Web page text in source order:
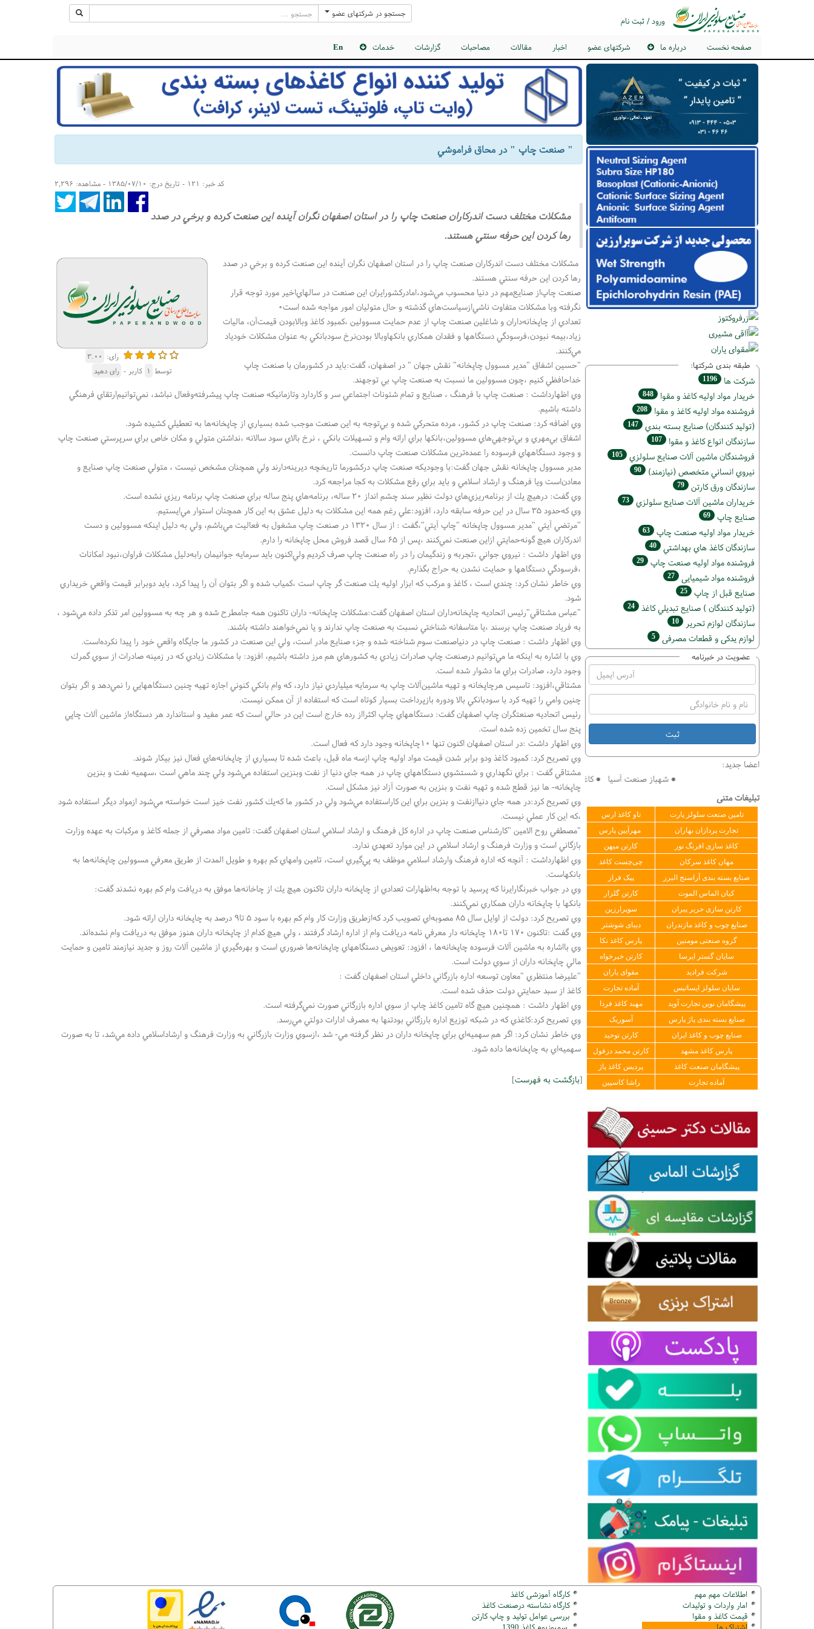
ورود / ثبت نام
جستجو در شرکتهای عضو
صفحه نخست درباره ما شرکتهای عضو اخبار مقالات مصاحبات گزارشات خدمات En
" صنعت چاپ " در محاق فراموشي
کد خبر: ۱۲۱ - تاریخ درج: ۱۳۸۵/۰۷/۱۰ - مشاهده: ۲,۲۹۶
مشكلات مختلف دست اندركاران صنعت چاپ را در استان اصفهان نگران آينده اين صنعت كرده و برخي در صدد
رها كردن اين حرفه سنتي هستند.
رای: ۳.۰۰
توسط ۱ کاربر - رای دهید
مشكلات مختلف دست اندركاران صنعت چاپ را در استان اصفهان نگران آينده اين صنعت كرده و برخي در صدد
رها كردن اين حرفه سنتي هستند.
صنعت چاپ‌از صنايع‌مهم در دنيا محسوب مي‌شود،امادركشورايران اين صنعت در سالهاي‌اخير مورد توجه قرار
نگرفته وبا مشكلات متفاوت ناشي‌ازسياست‌هاي گذشته و حال متوليان امور مواجه شده است‪۰‬
تعدادي از چاپخانه‌داران و شاغلين صنعت چاپ از عدم حمايت مسوولين ،كمبود كاغذ وبالابودن قيمت‌آن، ماليات
زياد،بيمه نبودن،فرسودگي دستگاهها و فقدان همكاري بانكهاوبالا بودن‌نرخ سودبانكي به عنوان مشكلات خودياد
مي‌كنند.
"حسين اشفاق "مدير مسوول چاپخانه" نقش جهان " در اصفهان، گفت:بايد در كشورمان با صنعت چاپ
خداحافظي كنيم ،چون مسوولين ما نسبت به صنعت چاپ بي توجهند.
وي اظهارداشت : صنعت چاپ با فرهنگ ، صنايع و تمام شئونات اجتماعي سر و كاردارد وتازمانيكه صنعت چاپ پيشرفته‌وفعال نباشد، نمي‌توانيم‌ارتقاي فرهنگي
داشته باشيم.
وي اضافه كرد: صنعت چاپ در كشور، مرده متحركي شده و بي‌توجه به اين صنعت موجب شده بسياري از چاپخانه‌ها به تعطيلي كشيده شود.
اشفاق بي‌مهري و بي‌توجهي‌هاي مسوولين،بانكها براي ارائه وام و تسهيلات بانكي ، نرخ بالاي سود سالانه ،نداشتن متولي و مكان خاص براي سرپرستي صنعت چاپ
و وجود دستگاههاي فرسوده را عمده‌ترين مشكلات صنعت چاپ دانست.
مدير مسوول چاپخانه نقش جهان گفت:با وجوديكه صنعت چاپ دركشورما تاريخچه ديرينه‌دارند ولي همچنان مشخص نيست ، متولي صنعت چاپ صنايع و
معادن‌است ويا فرهنگ و ارشاد اسلامي و بايد براي رفع مشكلات به كجا مراجعه كرد.
وي گفت: درهيچ يك از برنامه‌ريزي‌هاي دولت نظير سند چشم انداز ‪ ۲۰‬ساله، برنامه‌هاي پنج ساله براي صنعت چاپ برنامه ريزي نشده است.
وي كه‌حدود ‪ ۳۵‬سال در اين حرفه سابقه دارد، افزود:علي رغم همه اين مشكلات به دليل عشق به اين كار همچنان استوار مي‌ايستيم.
"مرتضي آيتي "مدير مسوول چاپخانه "چاپ آيتي"،گفت : از سال ‪ ۱۳۲۰‬در صنعت چاپ مشغول به فعاليت مي‌باشم، ولي به دليل اينكه مسوولين و دست
اندركاران هيچ گونه‌حمايتي ازاين صنعت نمي‌كنند ،پس از ‪ ۶۵‬سال قصد فروش محل چاپخانه را دارم.
وي اظهار داشت : نيروي جواني ،تجربه و زندگيمان را در راه صنعت چاپ صرف كرديم ولي‌اكنون بايد سرمايه جوانيمان رابه‌دليل مشكلات فراوان،نبود امكانات
،فرسودگي دستگاهها و حمايت نشدن به حراج بگذارم.
وي خاطر نشان كرد: چندي است ، كاغذ و مركب كه ابزار اوليه يك صنعت گر چاپ است ،كمياب شده و اگر بتوان آن را پيدا كرد، بايد دوبرابر قيمت واقعي خريداري
شود.
"عباس مشتاقي"رئيس اتحاديه چاپخانه‌داران استان اصفهان گفت:مشكلات چاپخانه- داران تاكنون همه جامطرح شده و هر چه به مسوولين امر تذكر داده مي‌شود ،
به فرياد صنعت چاپ برسند ،يا متاسفانه شناختي نسبت به صنعت چاپ ندارند و يا نمي‌خواهند داشته باشند.
وي اظهار داشت : صنعت چاپ در دنياصنعت سوم شناخته شده و جزء صنايع مادر است، ولي اين صنعت در كشور ما جايگاه واقعي خود را پيدا نكرده‌است.
وي با اشاره به اينكه ما مي‌توانيم درصنعت چاپ صادرات زيادي به كشورهاي هم مرز داشته باشيم، افزود: با مشكلات زيادي كه در زمينه صادرات از سوي گمرك
وجود دارد، صادرات براي ما دشوار شده است.
مشتاقي،افزود: تاسيس هرچاپخانه و تهيه ماشين‌آلات چاپ به سرمايه ميلياردي نياز دارد، كه وام بانكي كنوني اجازه تهيه چنين دستگاههايي را نمي‌دهد و اگر بتوان
چنين وامي را تهيه كرد با سودبانكي بالا ودوره بازپرداخت بسيار كوتاه است كه استفاده از آن ممكن نيست.
رئيس اتحاديه صنعتگران چاپ اصفهان گفت: دستگاههاي چاپ اكثرااز رده خارج است اين در حالي است كه عمر مفيد و استاندارد هر دستگاه‌از ماشين آلات چاپي
پنج سال تخمين زده شده است.
وي اظهار داشت :در استان اصفهان اكنون تنها ‪۱۰‬چاپخانه وجود دارد كه فعال است.
وي تصريح كرد: كمبود كاغذ ودو برابر شدن قيمت مواد اوليه چاپ ازسه ماه قبل، باعث شده تا بسياري از چاپخانه‌هاي فعال نيز بيكار شوند.
مشتاقي گفت : براي نگهداري و شستشوي دستگاههاي چاپ در همه جاي دنيا از نفت وبنزين استفاده مي‌شود ولي چند ماهي است ،سهميه نفت و بنزين
چاپخانه- ها نيز قطع شده و تهيه نفت و بنزين به صورت آزاد نيز مشكل است.
وي تصريح كرد:در همه جاي دنياازنفت و بنزين براي اين كاراستفاده مي‌شود ولي در كشور ما كه‌يك كشور نفت خيز است خواسته مي‌شود ازمواد ديگر استفاده شود
،كه اين كار عملي نيست.
"مصطفي روح الامين "كارشناس صنعت چاپ در اداره كل فرهنگ و ارشاد اسلامي استان اصفهان گفت: تامين مواد مصرفي از جمله كاغذ و مركبات به عهده وزارت
بازگاني است و وزارت فرهنگ و ارشاد اسلامي در اين موارد تعهدي ندارد.
وي اظهارداشت : آنچه كه اداره فرهنگ وارشاد اسلامي موظف به پي‌گيري است، تامين وامهاي كم بهره و طويل المدت از طريق معرفي مسوولين چاپخانه‌ها به
بانكهاست.
وي در جواب خبرنگارايرنا كه پرسيد با توجه به‌اظهارات تعدادي از چاپخانه داران تاكنون هيچ يك از چاخانه‌ها موفق به دريافت وام كم بهره نشدند گفت:
بانكها با چاپخانه داران همكاري نمي‌كنند.
وي تصريح كرد: دولت از اوايل سال ‪ ۸۵‬مصوبه‌اي تصويب كرد كه‌ازطريق وزارت كار وام كم بهره با سود ‪ ۵‬تا‪ ۹‬درصد به چاپخانه داران ارائه شود.
وي گفت :تاكنون ‪ ۱۷۰‬تا‪ ۱۸۰‬چاپخانه دار معرفي نامه دريافت وام از اداره ارشاد گرفتند ، ولي هيچ كدام از چاپخانه داران هنوز موفق به دريافت وام نشده‌اند.
وي بااشاره به ماشين آلات فرسوده چاپخانه‌ها ، افزود: تعويض دستگاههاي چاپخانه‌ها ضروري است و بهره‌گيري از ماشين آلات روز و جديد نيازمند تامين و حمايت
مالي چاپخانه داران از سوي دولت است.
"عليرضا منتظري "معاون توسعه اداره بازرگاني داخلي استان اصفهان گفت :
كاغذ از سبد حمايتي دولت حذف شده است.
وي اظهار داشت : همچنين هيچ گاه تامين كاغذ چاپ از سوي اداره بازرگاني صورت نمي‌گرفته است.
وي تصريح كرد:كاغذي كه در شبكه توزيع اداره بارزگاني بودتنها به مصرف ادارات دولتي مي‌رسد.
وي خاطر نشان كرد: اگر هم سهميه‌اي براي چاپخانه داران در نظر گرفته مي- شد ،ازسوي وزارت بازرگاني به وزارت فرهنگ و ارشاداسلامي داده مي‌شد، تا به صورت
سهميه‌اي به چاپخانه‌ها داده شود.
[بازگشت به فهرست]
طبقه بندی شرکتها:
شركت ها 1196
خريدار مواد اوليه كاغذ و مقوا 848
فروشنده مواد اوليه كاغذ و مقوا 208
(تولید كنندگان) صنايع بسته بندي 147
سازندگان انواع کاغذ و مقوا 107
فروشندگان ماشين آلات صنايع سلولزي 105
نيروي انساني متخصص (نیازمند) 90
سازندگان ورق كارتن 79
خریداران ماشين آلات صنايع سلولزي 73
صنايع چاپ 69
خريدار مواد اوليه صنعت چاپ 63
سازندگان كاغذ هاي بهداشتي 40
فروشنده مواد اوليه صنعت چاپ 29
فروشنده مواد شیمیایی 27
صنايع قبل از چاپ 25
(تولید كنندگان ) صنايع تبديلي كاغذ 24
سازندگان لوازم تحریر 10
لوازم یدکی و قطعات مصرفی 5
عضویت در خبرنامه
اعضا جدید:
● شهباز صنعت آسیا ● کاغذ سازی افق ● فنی مهندسی سپهر کویر فرداد ● کاغذ و مقوای فانتزی ترنج ● رسا
تبلیغات متنی
تامین صنعت سلولز پارت
تاو کاغذ ارس
تجارت پردازان بهاران
مهرآیین پارس
کاغذ سازی افرنگ نور
کارتن میهن
مهان کاغذ سرکان
چی‌چست کاغذ
صنایع بسته بندی آراسنج البرز
پیک فراز
کیان الماس الموت
کارتن گلزار
کارتن سازی حریر پیران
سوپرارزین
صنایع چوب و کاغذ مازندران
دیبای شوشتر
گروه صنعتی مومنین
پارس کاغذ نکا
سایان گستر ایرسا
کارتن خیرخواه
شرکت فرادید
مقوای یاران
سایان سلولز ایساتیس
آماده تجارت
پیشگامان نوین تجارت آوید
مهبد کاغذ فردا
صنایع بسته بندی پاژ پارس
آسوریک
صنایع چوب و کاغذ ایران
کارتن توحید
پارس کاغذ مشهد
کارتن محمد دزفول
پیشگامان صنعت کاغذ
پردیس کاغذ پاژ
آماده تجارت
راشا کاسپین
اطلاعات مهم مهم
امار واردات و تولیدات
قیمت کاغذ و مقوا
کارگاه آموزشی کاغذ
کارگاه نشاسته درصنعت کاغذ
بررسی عوامل تولید و چاپ کارتن